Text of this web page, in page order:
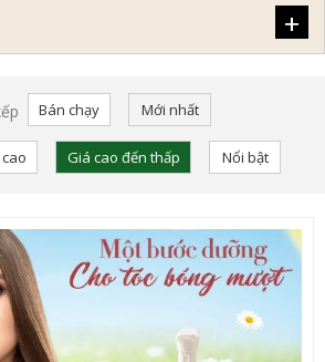
+
Bán chạy Mới nhất
Giá cao đến thấp Nổi bật